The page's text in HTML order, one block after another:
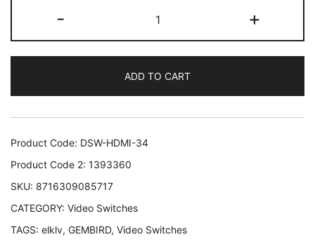
-
SWITCH
HDMI
HDMI-
34
GEMBIRD
+
ADD TO CART
Product Code: DSW-HDMI-34
Product Code 2: 1393360
SKU: 8716309085717
CATEGORY: Video Switches
TAGS: elklv, GEMBIRD, Video Switches